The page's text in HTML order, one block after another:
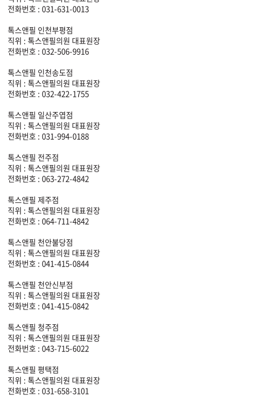
전화번호 : 031-631-0013
톡스앤필 인천부평점
직위 : 톡스앤필의원 대표원장
전화번호 : 032-506-9916
톡스앤필 인천송도점
직위 : 톡스앤필의원 대표원장
전화번호 : 032-422-1755
톡스앤필 일산주엽점
직위 : 톡스앤필의원 대표원장
전화번호 : 031-994-0188
톡스앤필 전주점
직위 : 톡스앤필의원 대표원장
전화번호 : 063-272-4842
톡스앤필 제주점
직위 : 톡스앤필의원 대표원장
전화번호 : 064-711-4842
톡스앤필 천안불당점
직위 : 톡스앤필의원 대표원장
전화번호 : 041-415-0844
톡스앤필 천안신부점
직위 : 톡스앤필의원 대표원장
전화번호 : 041-415-0842
톡스앤필 청주점
직위 : 톡스앤필의원 대표원장
전화번호 : 043-715-6022
톡스앤필 평택점
직위 : 톡스앤필의원 대표원장
전화번호 : 031-658-3101